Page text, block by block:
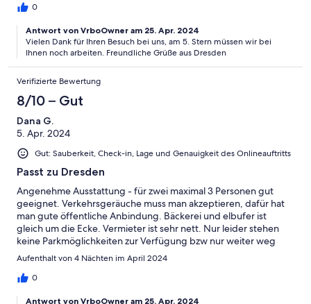
werde ich vermissen.
0
Antwort von VrboOwner am 25. Apr. 2024
Vielen Dank für Ihren Besuch bei uns, am 5. Stern müssen wir bei
Ihnen noch arbeiten. Freundliche Grüße aus Dresden
Verifizierte Bewertung
8/10 – Gut
Dana G.
5. Apr. 2024
Gut: Sauberkeit, Check-in, Lage und Genauigkeit des Onlineauftritts
Passt zu Dresden
Angenehme Ausstattung - für zwei maximal 3 Personen gut
geeignet. Verkehrsgeräuche muss man akzeptieren, dafür hat
man gute öffentliche Anbindung. Bäckerei und elbufer ist
gleich um die Ecke. Vermieter ist sehr nett. Nur leider stehen
keine Parkmöglichkeiten zur Verfügung bzw nur weiter weg
oder sehr teuer.
Aufenthalt von 4 Nächten im April 2024
0
Antwort von VrboOwner am 25. Apr. 2024